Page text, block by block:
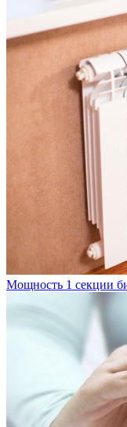
Мощность 1 секции